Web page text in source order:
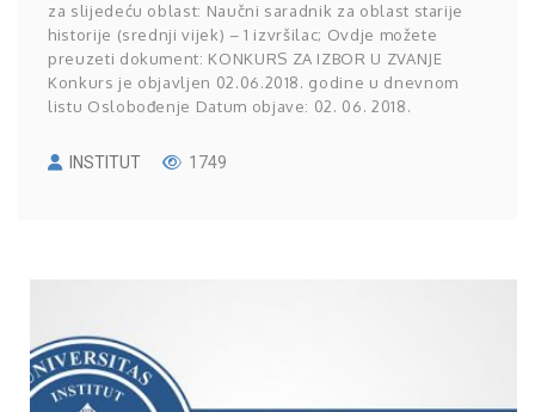
za slijedeću oblast: Naučni saradnik za oblast starije
historije (srednji vijek) – 1 izvršilac; Ovdje možete
preuzeti dokument: KONKURS ZA IZBOR U ZVANJE
Konkurs je objavljen 02.06.2018. godine u dnevnom
listu Oslobođenje Datum objave: 02. 06. 2018.
INSTITUT 1749